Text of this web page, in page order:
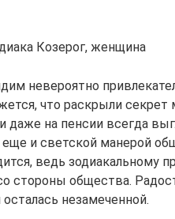
Козерог, женщина
невероятно
что раскрыли
даже на пенсии всегда
еще и светской манерой
ведь зодиакальному
стороны общества.
незамеченной.